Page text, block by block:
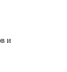
и